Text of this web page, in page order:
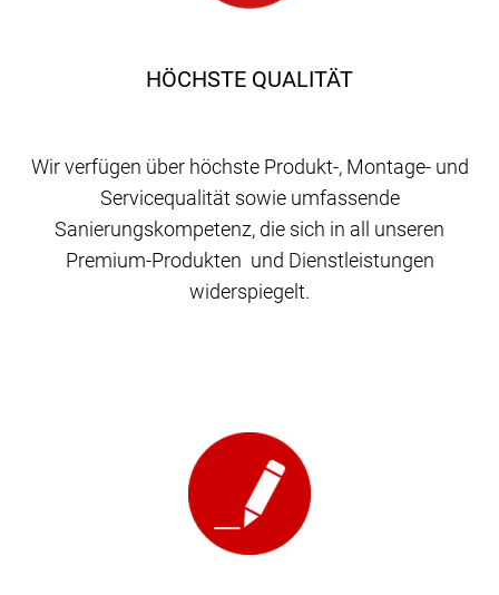
HÖCHSTE QUALITÄT
Wir verfügen über höchste Produkt-, Montage- und
Servicequalität sowie umfassende
Sanierungskompetenz, die sich in all unseren
Premium-Produkten und Dienstleistungen
widerspiegelt.